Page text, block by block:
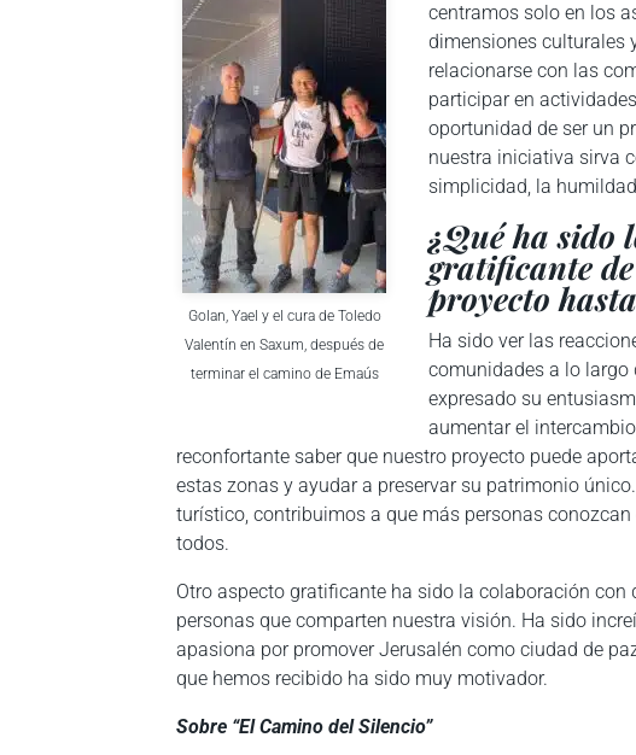
Golan, Yael y el cura de Toledo
Valentín en Saxum, después de
terminar el camino de Emaús
centramos solo en los
dimensiones culturales
relacionarse con las
participar en
oportunidad de ser un
nuestra iniciativa sirva
simplicidad, la
¿Qué ha sido
gratificante
proyecto
Ha sido ver las
comunidades a lo largo
expresado su
aumentar el
reconfortante saber que nuestro proyecto puede
estas zonas y ayudar a preservar su patrimonio
turístico, contribuimos a que más personas
todos.
Otro aspecto gratificante ha sido la colaboración con
personas que comparten nuestra visión. Ha sido
apasiona por promover Jerusalén como ciudad de
que hemos recibido ha sido muy motivador.
Sobre “El Camino del Silencio”